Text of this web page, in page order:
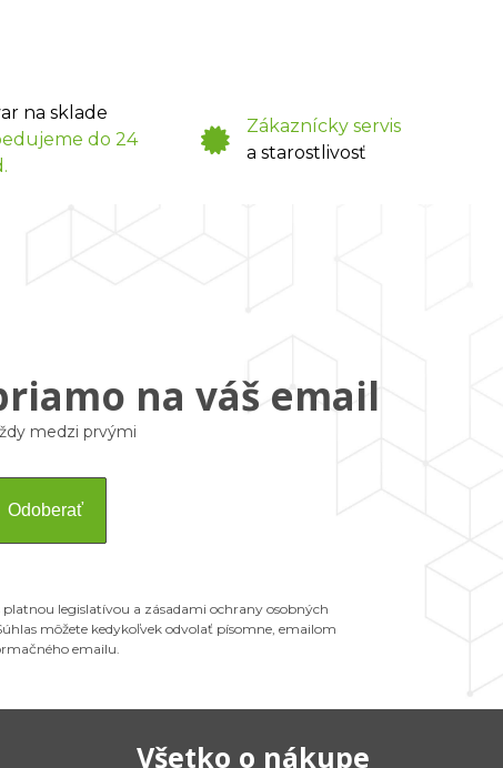
na sklade
do 24
Zákaznícky servis
a starostlivosť
na váš email
medzi prvými
Odoberať
legislatívou a zásadami ochrany osobných
môžete kedykoľvek odvolať písomne, emailom
emailu.
Všetko o nákupe